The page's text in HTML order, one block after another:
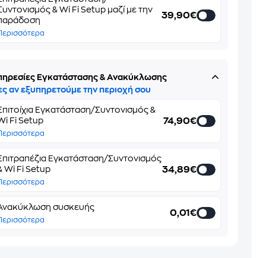
& Wi Fi Setup μαζί με την
39,90€
Εγκατάστασης & Ανακύκλωσης
αν εξυπηρετούμε την περιοχή σου
Εγκατάσταση/Συντονισμός &
Fi Setup
74,90€
Εγκατάσταση/Συντονισμός
Wi Fi Setup
34,89€
συσκευής
0,01€